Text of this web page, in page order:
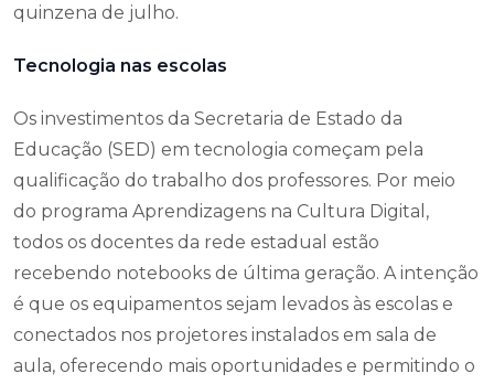
quinzena de julho.
Tecnologia nas escolas
Os investimentos da Secretaria de Estado da
Educação (SED) em tecnologia começam pela
qualificação do trabalho dos professores. Por meio
do programa Aprendizagens na Cultura Digital,
todos os docentes da rede estadual estão
recebendo notebooks de última geração. A intenção
é que os equipamentos sejam levados às escolas e
conectados nos projetores instalados em sala de
aula, oferecendo mais oportunidades e permitindo o